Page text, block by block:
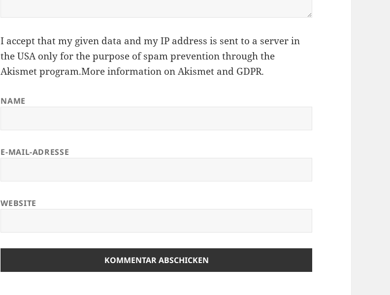
I accept that my given data and my IP address is sent to a server in
the USA only for the purpose of spam prevention through the
Akismetprogram.More information on Akismet and GDPR.
NAME
E-MAIL-ADRESSE
WEBSITE